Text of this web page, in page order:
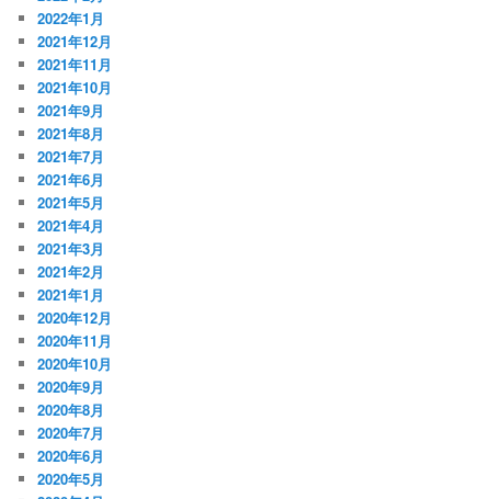
2022年1月
2021年12月
2021年11月
2021年10月
2021年9月
2021年8月
2021年7月
2021年6月
2021年5月
2021年4月
2021年3月
2021年2月
2021年1月
2020年12月
2020年11月
2020年10月
2020年9月
2020年8月
2020年7月
2020年6月
2020年5月